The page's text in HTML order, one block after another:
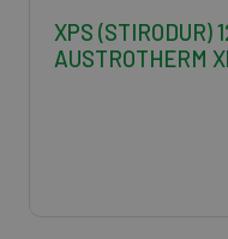
XPS (STIRODUR)
AUSTROTHERM